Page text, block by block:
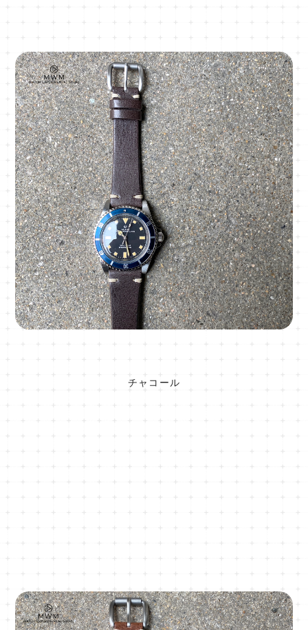
チャコール